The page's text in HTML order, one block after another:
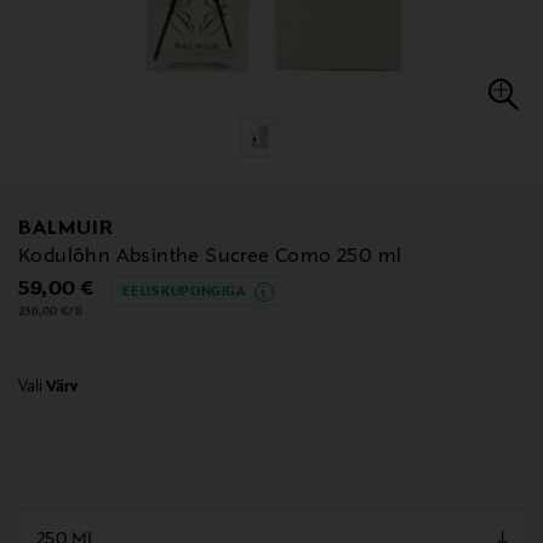
BALMUIR
Kodulõhn Absinthe Sucree Como 250 ml
Original Price
59,00 € EELIS KUPONGIGA
236,00 €/1l
Vali Värv